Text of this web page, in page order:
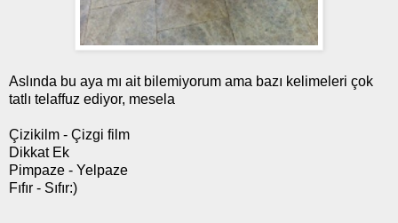
Aslında bu aya mı ait bilemiyorum ama bazı kelimeleri çok
tatlı telaffuz ediyor, mesela
Çizikilm - Çizgi film
Dikkat Ek
Pimpaze - Yelpaze
Fıfır - Sıfır:)